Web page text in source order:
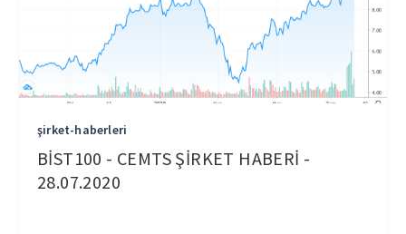
şirket-haberleri
BİST100 - CEMTS ŞİRKET HABERİ -
28.07.2020